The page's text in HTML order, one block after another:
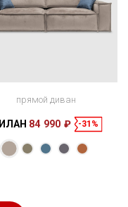
Размеры
прямой диван
84 990 ₽ -31%